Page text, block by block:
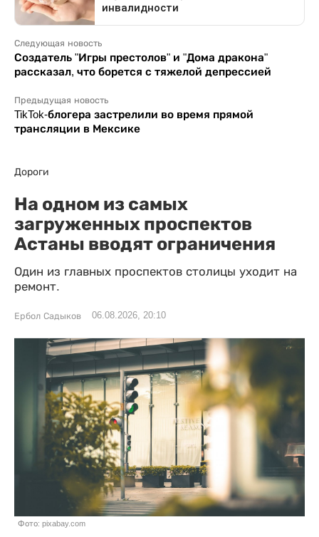
Следующая новость
Создатель "Игры престолов" и "Дома дракона"
рассказал, что борется с тяжелой депрессией
Предыдущая новость
TikTok-блогера застрелили во время прямой
трансляции в Мексике
Дороги
На одном из самых
загруженных проспектов
Астаны вводят ограничения
Один из главных проспектов столицы уходит на
ремонт.
Ербол Садыков 06.08.2026, 20:10
Фото: pixabay.com